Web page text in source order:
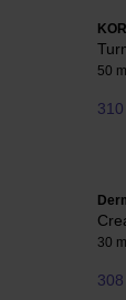
50
310
30 ml
308